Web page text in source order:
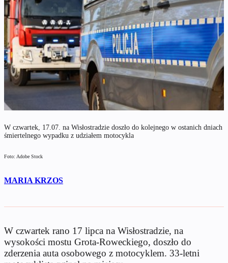
W czwartek, 17.07. na Wisłostradzie doszło do kolejnego w ostanich dniach
śmiertelnego wypadku z udziałem motocykla
Foto: Adobe Stock
MARIA KRZOS
W czwartek rano 17 lipca na Wisłostradzie, na
wysokości mostu Grota-Roweckiego, doszło do
zderzenia auta osobowego z motocyklem. 33-letni